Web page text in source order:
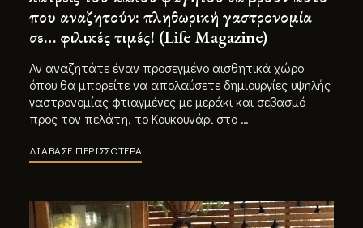
που αναζητούν: πληθωρική γαστρονοµία
σε… φιλικές τιµές! (Life Magazine)
Αν αναζητάτε έναν προσεγµένο αισθητικά χώρο
όπου θα µπορείτε να απολαύσετε δηµιουργίες υψηλής
γαστρονοµίας φτιαγµένες µε µεράκι και σεβασµό
προς τον πελάτη, το Κουκουνάρι στο …
ΔΙΑΒΑΣΕ ΠΕΡΙΣΣΟΤΕΡΑ